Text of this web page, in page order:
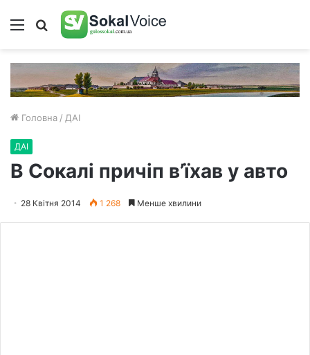
Меню Пошук
Головна / ДАІ
ДАІ
В Сокалі причіп в’їхав у авто
28 Квітня 2014 1 268 Менше хвилини